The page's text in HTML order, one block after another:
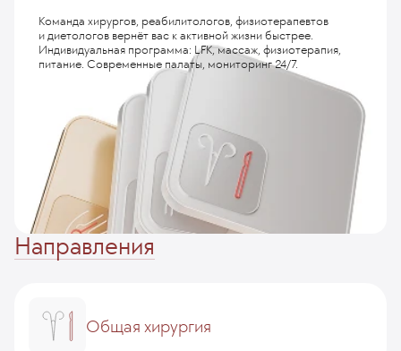
Команда хирургов, реабилитологов, физиотерапевтов
и диетологов вернёт вас к активной жизни быстрее.
Индивидуальная программа: LFK, массаж, физиотерапия,
питание. Современные палаты, мониторинг 24/7.
Направления
Общая хирургия